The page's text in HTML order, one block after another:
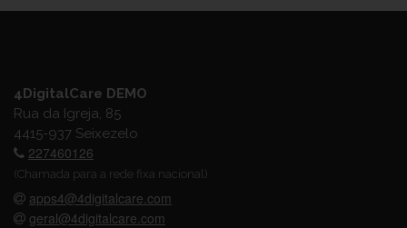
4DigitalCare DEMO
Rua da Igreja, 85
4415-937 Seixezelo
227460126
(Chamada para a rede fixa nacional)
apps4@4digitalcare.com
geral@4digitalcare.com